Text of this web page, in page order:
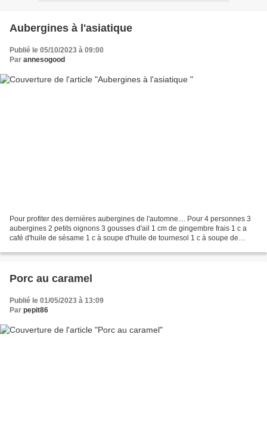
Aubergines à l'asiatique
Publié le 05/10/2023 à 09:00
Par annesogood
Pour profiter des dernières aubergines de l'automne.... Pour 4 personnes 3
aubergines 2 petits oignons 3 gousses d'ail 1 cm de gingembre frais 1 c a
café d'huile de sésame 1 c à soupe d'huile de tournesol 1 c à soupe de
Porc au caramel
Publié le 01/05/2023 à 13:09
Par pepit86